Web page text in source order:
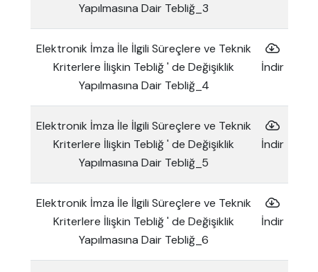
Yapılmasına Dair Tebliğ_3
Elektronik İmza İle İlgili Süreçlere ve Teknik
Kriterlere İlişkin Tebliğ ' de Değişiklik
Yapılmasına Dair Tebliğ_4
İndir
Elektronik İmza İle İlgili Süreçlere ve Teknik
Kriterlere İlişkin Tebliğ ' de Değişiklik
Yapılmasına Dair Tebliğ_5
İndir
Elektronik İmza İle İlgili Süreçlere ve Teknik
Kriterlere İlişkin Tebliğ ' de Değişiklik
Yapılmasına Dair Tebliğ_6
İndir